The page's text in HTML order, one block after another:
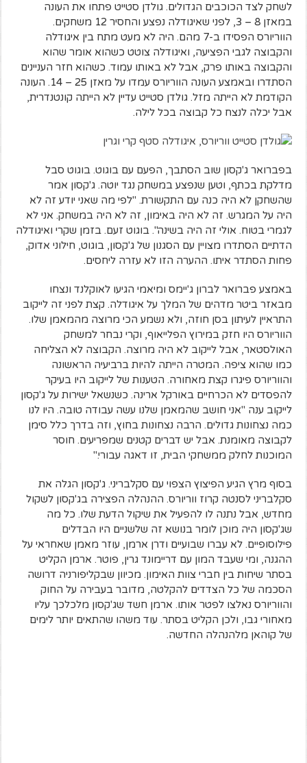
לשחק לצד הכוכבים הגדולים. גולדן סטייט פתחו את העונה
במאזן 8 – 3, לפני שאיגודלה נפצע והחסיר 12 משחקים.
הווריורס הפסידו ב-7 מהם. היה לא מעט מתח בין איגודלה
והקבוצה לגבי הפציעה, ואיגודלה צוטט כשהוא אומר שהוא
והקבוצה באותו פרק, אבל לא באותו עמוד. כשהוא חזר העניינים
הסתדרו ובאמצע העונה הווריורס עמדו על מאזן 25 – 14. העונה
הקודמת לא הייתה מזל. גולדן סטייט עדיין לא הייתה קונטנדרית,
אבל יכלה לנצח כל קבוצה בכל לילה.
בפברואר ג'קסון שוב הסתבך, הפעם עם בוגוט. בוגוט סבל
מדלקת בכתף, וטען שנפצע במשחק נגד יוטה. ג'קסון אמר
שהשחקן לא היה כנה עם התקשורת. "לפי מה שאני יודע זה לא
היה על המגרש. זה לא היה באימון, זה לא היה במשחק. אני לא
לגמרי בטוח. אולי זה היה בשינה". בוגוט זעם. בזמן שקרי ואיגודלה
הדתיים הסתדרו מצויין עם הסגנון של ג'קסון, בוגוט, חילוני אדוק,
פחות הסתדר איתו. ההערה הזו לא עזרה ליחסים.
באמצע פברואר לברון ג'יימס ומיאמי הגיעו לאוקלנד ונצחו
מבאזר ביטר מדהים של המלך על איגודלה. קצת לפני זה לייקוב
התראיין לעיתון בסן חוזה, ולא נשמע הכי מרוצה מהמאמן שלו.
הווריורס היו חזק במירוץ הפלייאוף, וקרי נבחר למשחק
האולסטאר, אבל לייקוב לא היה מרוצה. הקבוצה לא הצליחה
כמו שהוא ציפה. המטרה הייתה להיות ברביעיה הראשונה
והווריורס פיגרו קצת מאחורה. הטענות של לייקוב היו בעיקר
להפסדים לא הכרחיים באורקל ארינה. כשנשאל ישירות על ג'קסון
לייקוב ענה "אני חושב שהמאמן שלנו עשה עבודה טובה. היו לנו
כמה נצחונות גדולים. הרבה נצחונות בחוץ, וזה בדרך כלל סימן
לקבוצה מאומנת. אבל יש דברים קטנים שמפריעים. חוסר
המוכנות לחלק ממשחקי הבית, זו דאגה עבורי."
בסוף מרץ הגיע הפיצוץ הצפוי עם סקלבריני. ג'קסון הגלה את
סקלבריני לסנטה קרוז ווריורס. ההנהלה הפצירה בג'קסון לשקול
מחדש, אבל נתנה לו להפעיל את שיקול הדעת שלו. כל מה
שג'קסון היה מוכן לומר בנושא זה שלשניים היו הבדלים
פילוסופיים. לא עברו שבועיים ודרן ארמן, עוזר מאמן שאחראי על
ההגנה, ומי שעבד המון עם דריימונד גרין, פוטר. ארמן הקליט
בסתר שיחות בין חברי צוות האימון. מכיוון שבקליפורניה דרושה
הסכמה של כל הצדדים להקלטה, מדובר בעבירה על החוק
והווריורס נאלצו לפטר אותו. ארמן חשד שג'קסון מלכלכך עליו
מאחורי גבו, ולכן הקליט בסתר. עוד משהו שהתאים יותר לימים
של קוהאן מלהנהלה החדשה.